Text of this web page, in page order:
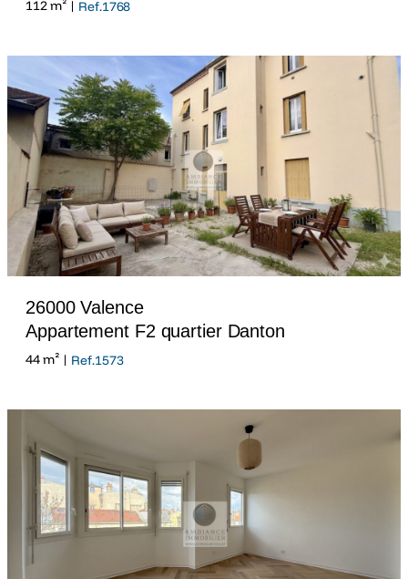
112 m² | Ref.1768
26000 Valence
Appartement F2 quartier Danton
44 m² | Ref.1573